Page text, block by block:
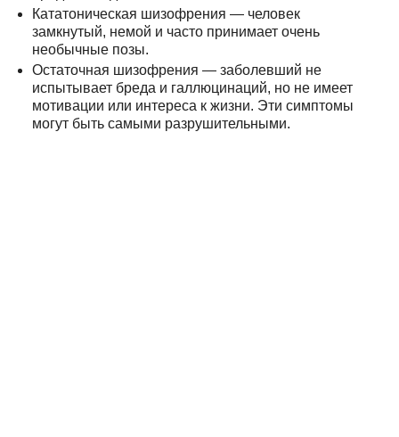
Кататоническая шизофрения — человек
замкнутый, немой и часто принимает очень
необычные позы.
Остаточная шизофрения — заболевший не
испытывает бреда и галлюцинаций, но не имеет
мотивации или интереса к жизни. Эти симптомы
могут быть самыми разрушительными.